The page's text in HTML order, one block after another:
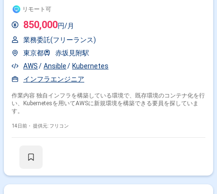
リモート可
850,000円/月
業務委託(フリーランス)
東京都
赤坂見附駅
AWS
Ansible
Kubernetes
インフラエンジニア
作業内容 独自インフラを構築している環境で、既存環境のコンテナ化を行
い、Kubernetesを用いてAWSに新規環境を構築できる要員を探していま
す。
14日前・ 提供元: フリコン